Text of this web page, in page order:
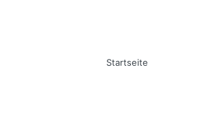
Startseite